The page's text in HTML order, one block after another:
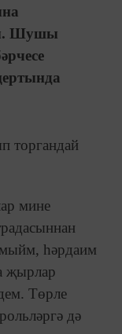
Шушы
торгандай
мине
һәрдаим
җырлар
Төрле
дә